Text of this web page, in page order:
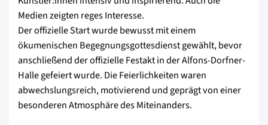
Medien zeigten reges Interesse.
Der offizielle Start wurde bewusst mit einem
ökumenischen Begegnungsgottesdienst gewählt, bevor
anschließend der offizielle Festakt in der Alfons-Dorfner-
Halle gefeiert wurde. Die Feierlichkeiten waren
abwechslungsreich, motivierend und geprägt von einer
besonderen Atmosphäre des Miteinanders.